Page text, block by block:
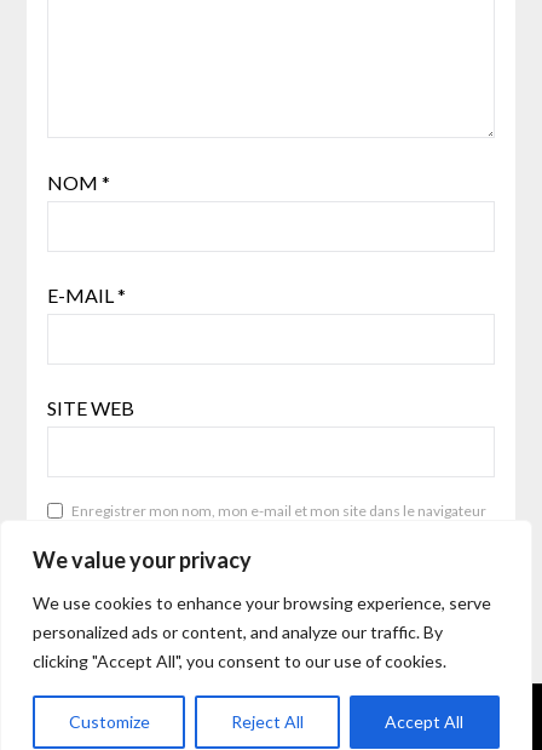
We value your privacy
We use cookies to enhance your browsing experience, serve
personalized ads or content, and analyze our traffic. By
clicking "Accept All", you consent to our use of cookies.
Customize Reject All Accept All
NOM *
E-MAIL *
SITE WEB
Enregistrer mon nom, mon e-mail et mon site dans le navigateur
©2026 Lens of The Free| WordPress Theme bySuperb